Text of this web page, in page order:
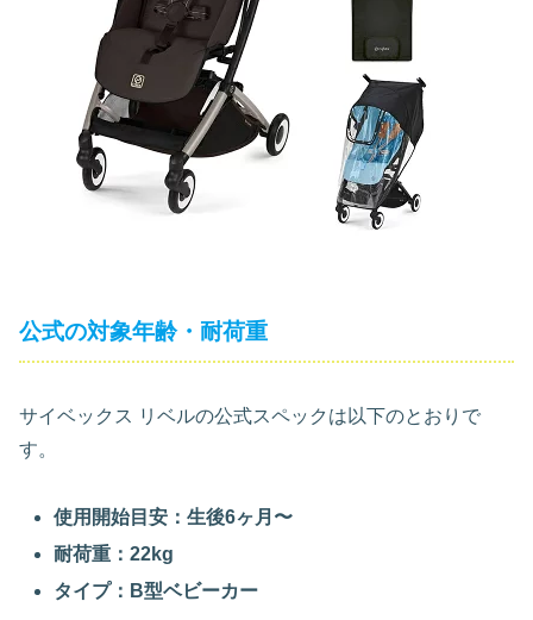
公式の対象年齢・耐荷重
サイベックス リベルの公式スペックは以下のとおりで
す。
使用開始目安：生後6ヶ月〜
耐荷重：22kg
タイプ：B型ベビーカー